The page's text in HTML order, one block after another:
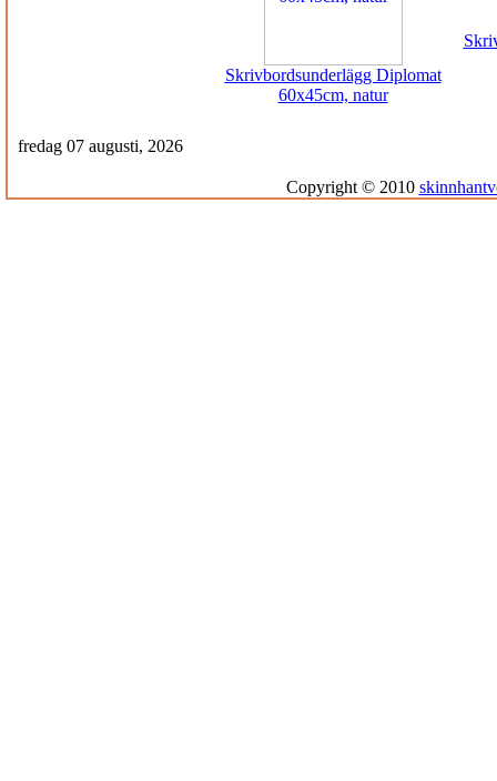
Skrivbordsunderlägg Diplomat
60x45cm, natur
fredag 07 augusti, 2026
Copyright © 2010